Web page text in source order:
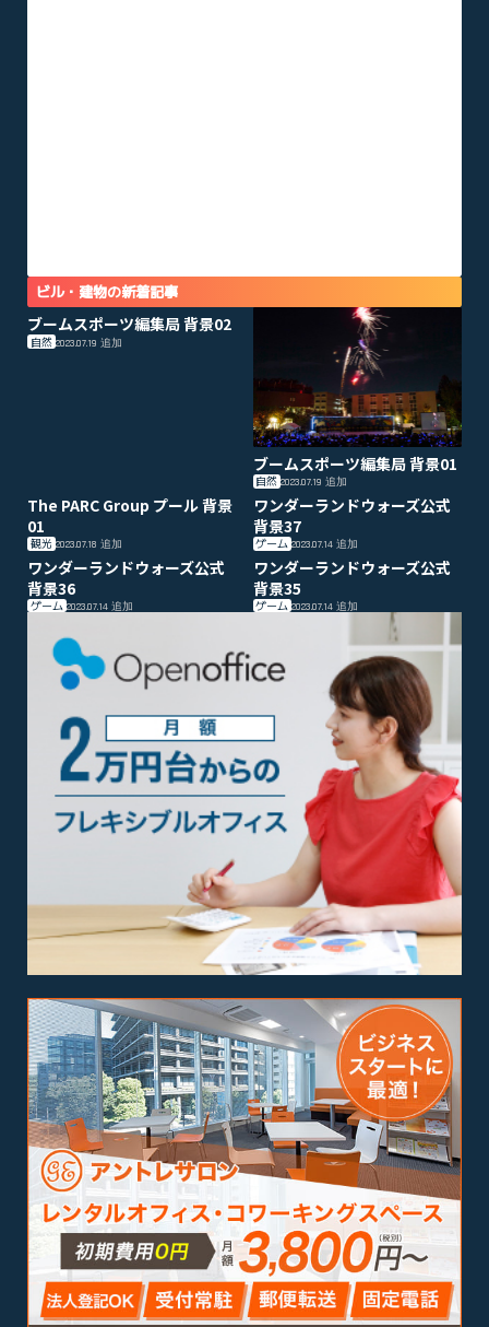
ビル・建物の新着記事
ブームスポーツ編集局 背景02
自然 2023.07.19 追加
ブームスポーツ編集局 背景01
自然 2023.07.19追加
The PARC Group プール 背景
01
観光 2023.07.18 追加
ワンダーランドウォーズ公式
背景37
ゲーム 2023.07.14追加
ワンダーランドウォーズ公式
背景36
ゲーム 2023.07.14 追加
ワンダーランドウォーズ公式
背景35
ゲーム 2023.07.14追加